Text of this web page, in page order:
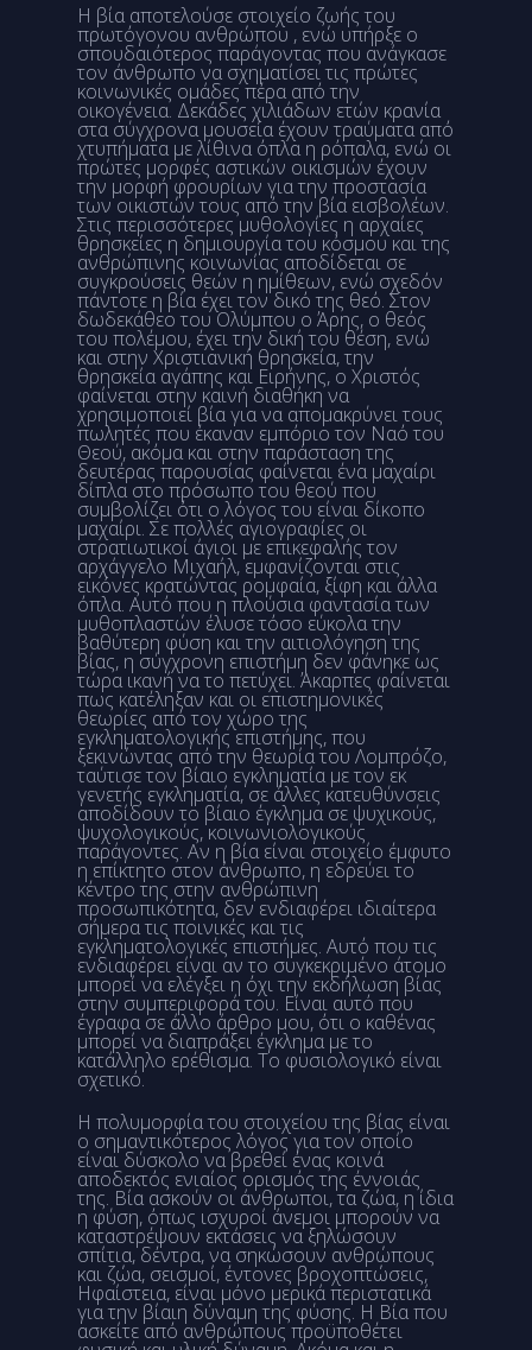
Η βία αποτελούσε στοιχείο ζωής του
πρωτόγονου ανθρώπου , ενώ υπήρξε ο
σπουδαιότερος παράγοντας που ανάγκασε
τον άνθρωπο να σχηματίσει τις πρώτες
κοινωνικές ομάδες πέρα από την
οικογένεια. Δεκάδες χιλιάδων ετών κρανία
στα σύγχρονα μουσεία έχουν τραύματα από
χτυπήματα με λίθινα όπλα η ρόπαλα, ενώ οι
πρώτες μορφές αστικών οικισμών έχουν
την μορφή φρουρίων για την προστασία
των οικιστών τους από την βία εισβολέων.
Στις περισσότερες μυθολογίες η αρχαίες
θρησκείες η δημιουργία του κόσμου και της
ανθρώπινης κοινωνίας αποδίδεται σε
συγκρούσεις θεών η ημίθεων, ενώ σχεδόν
πάντοτε η βία έχει τον δικό της θεό. Στον
δωδεκάθεο του Ολύμπου ο Άρης, ο θεός
του πολέμου, έχει την δική του θέση, ενώ
και στην Χριστιανική θρησκεία, την
θρησκεία αγάπης και Ειρήνης, ο Χριστός
φαίνεται στην καινή διαθήκη να
χρησιμοποιεί βία για να απομακρύνει τους
πωλητές που έκαναν εμπόριο τον Ναό του
Θεού, ακόμα και στην παράσταση της
δευτέρας παρουσίας φαίνεται ένα μαχαίρι
δίπλα στο πρόσωπο του θεού που
συμβολίζει ότι ο λόγος του είναι δίκοπο
μαχαίρι. Σε πολλές αγιογραφίες οι
στρατιωτικοί άγιοι με επικεφαλής τον
αρχάγγελο Μιχαήλ, εμφανίζονται στις
εικόνες κρατώντας ρομφαία, ξίφη και άλλα
όπλα. Αυτό που η πλούσια φαντασία των
μυθοπλαστών έλυσε τόσο εύκολα την
βαθύτερη φύση και την αιτιολόγηση της
βίας, η σύγχρονη επιστήμη δεν φάνηκε ως
τώρα ικανή να το πετύχει. Άκαρπες φαίνεται
πως κατέληξαν και οι επιστημονικές
θεωρίες από τον χώρο της
εγκληματολογικής επιστήμης, που
ξεκινώντας από την θεωρία του Λομπρόζο,
ταύτισε τον βίαιο εγκληματία με τον εκ
γενετής εγκληματία, σε άλλες κατευθύνσεις
αποδίδουν το βίαιο έγκλημα σε ψυχικούς,
ψυχολογικούς, κοινωνιολογικούς
παράγοντες. Αν η βία είναι στοιχείο έμφυτο
η επίκτητο στον άνθρωπο, η εδρεύει το
κέντρο της στην ανθρώπινη
προσωπικότητα, δεν ενδιαφέρει ιδιαίτερα
σήμερα τις ποινικές και τις
εγκληματολογικές επιστήμες. Αυτό που τις
ενδιαφέρει είναι αν το συγκεκριμένο άτομο
μπορεί να ελέγξει η όχι την εκδήλωση βίας
στην συμπεριφορά του. Είναι αυτό που
έγραφα σε άλλο άρθρο μου, ότι ο καθένας
μπορεί να διαπράξει έγκλημα με το
κατάλληλο ερέθισμα. Το φυσιολογικό είναι
σχετικό.
Η πολυμορφία του στοιχείου της βίας είναι
ο σημαντικότερος λόγος για τον οποίο
είναι δύσκολο να βρεθεί ένας κοινά
αποδεκτός ενιαίος ορισμός της έννοιάς
της. Βία ασκούν οι άνθρωποι, τα ζώα, η ίδια
η φύση, όπως ισχυροί άνεμοι μπορούν να
καταστρέψουν εκτάσεις να ξηλώσουν
σπίτια, δέντρα, να σηκώσουν ανθρώπους
και ζώα, σεισμοί, έντονες βροχοπτώσεις,
Ηφαίστεια, είναι μόνο μερικά περιστατικά
για την βίαιη δύναμη της φύσης. Η Βία που
ασκείτε από ανθρώπους προϋποθέτει